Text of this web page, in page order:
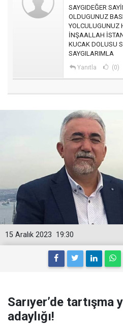
SAYGIDEĞER
OLDUGUNUZ
YOLCULUGUNUZ
İNŞAALLAH
KUCAK DOLUSU
SAYGILARIMLA
Yanıtla (0)
19:30
15 Aralık 2023
Sarıyer’de tartışma
adaylığı!